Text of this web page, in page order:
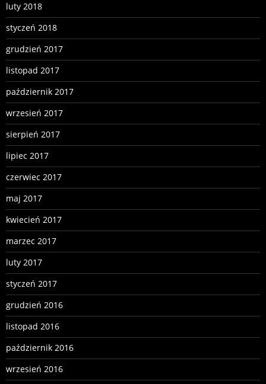
luty 2018
styczeń 2018
grudzień 2017
listopad 2017
październik 2017
wrzesień 2017
sierpień 2017
lipiec 2017
czerwiec 2017
maj 2017
kwiecień 2017
marzec 2017
luty 2017
styczeń 2017
grudzień 2016
listopad 2016
październik 2016
wrzesień 2016